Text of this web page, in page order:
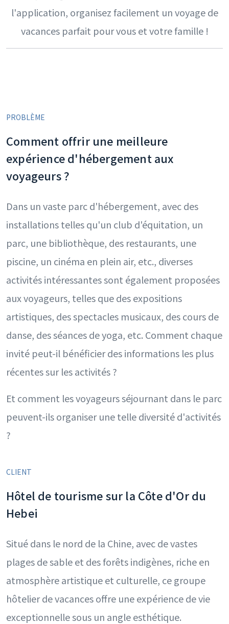
l'application, organisez facilement un voyage de
vacances parfait pour vous et votre famille !
PROBLÈME
Comment offrir une meilleure
expérience d'hébergement aux
voyageurs ?
Dans un vaste parc d'hébergement, avec des
installations telles qu'un club d'équitation, un
parc, une bibliothèque, des restaurants, une
piscine, un cinéma en plein air, etc., diverses
activités intéressantes sont également proposées
aux voyageurs, telles que des expositions
artistiques, des spectacles musicaux, des cours de
danse, des séances de yoga, etc. Comment chaque
invité peut-il bénéficier des informations les plus
récentes sur les activités ?
Et comment les voyageurs séjournant dans le parc
peuvent-ils organiser une telle diversité d'activités
?
CLIENT
Hôtel de tourisme sur la Côte d'Or du
Hebei
Situé dans le nord de la Chine, avec de vastes
plages de sable et des forêts indigènes, riche en
atmosphère artistique et culturelle, ce groupe
hôtelier de vacances offre une expérience de vie
exceptionnelle sous un angle esthétique.